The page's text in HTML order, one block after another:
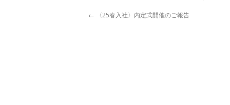
← 〈25春入社〉内定式開催のご報告